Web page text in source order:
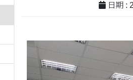
日期 :